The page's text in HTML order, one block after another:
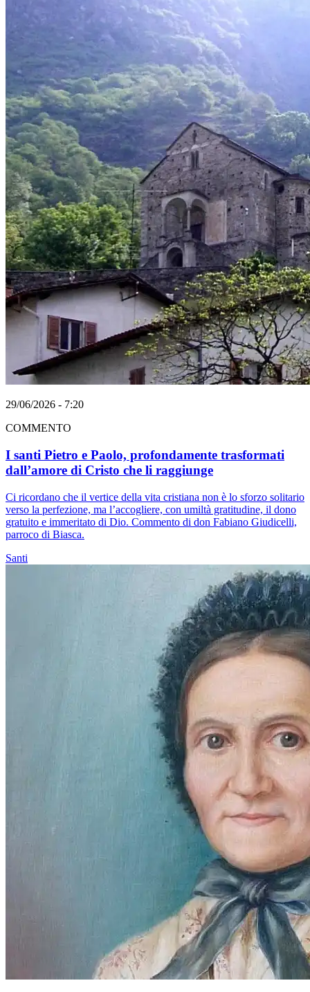
29/06/2026 - 7:20
COMMENTO
I santi Pietro e Paolo, profondamente trasformati
dall’amore di Cristo che li raggiunge
Ci ricordano che il vertice della vita cristiana non è lo sforzo solitario
verso la perfezione, ma l’accogliere, con umiltà gratitudine, il dono
gratuito e immeritato di Dio. Commento di don Fabiano Giudicelli,
parroco di Biasca.
Santi